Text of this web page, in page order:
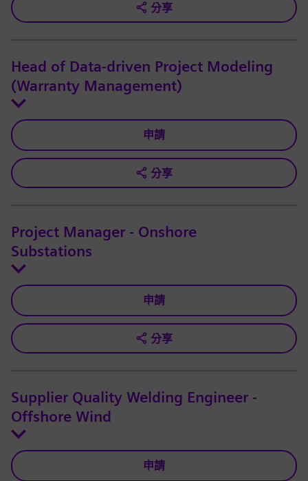
分享
Head of Data-driven Project Modeling
(Warranty Management)
申請
分享
Project Manager - Onshore
Substations
申請
分享
Supplier Quality Welding Engineer -
Offshore Wind
申請